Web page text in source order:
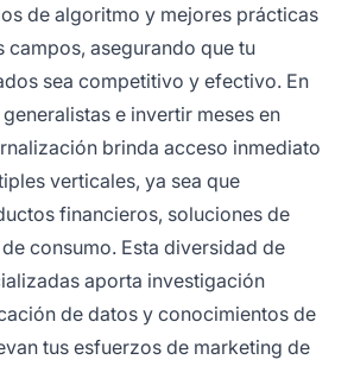
de algoritmo y mejores prácticas
campos, asegurando que tu
sea competitivo y efectivo. En
e invertir meses en
brinda acceso inmediato
verticales, ya sea que
financieros, soluciones de
consumo. Esta diversidad de
aporta investigación
de datos y conocimientos de
tus esfuerzos de marketing de